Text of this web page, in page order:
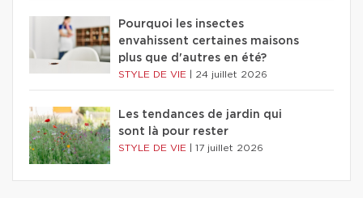
Pourquoi les insectes
envahissent certaines maisons
plus que d'autres en été?
STYLE DE VIE 24 juillet 2026
Les tendances de jardin qui
sont là pour rester
STYLE DE VIE 17 juillet 2026